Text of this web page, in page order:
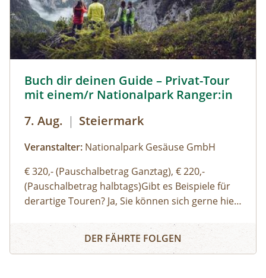
Buch dir deinen Guide – Privat-Tour
mit einem/r Nationalpark Ranger:in
7. Aug. | Steiermark
Veranstalter: Nationalpark Gesäuse GmbH
€ 320,- (Pauschalbetrag Ganztag), € 220,-
(Pauschalbetrag halbtags)Gibt es Beispiele für
derartige Touren? Ja, Sie können sich gerne hier
einen Überblick über unsere Standard-Touren
verschaffen. Sie können sich aber auch gerne
Buch dir deinen Guide – Privat-Tour mit einem/r
DER FÄHRTE FOLGEN